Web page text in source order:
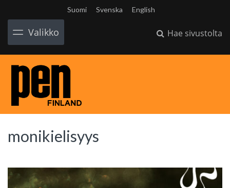
Suomi Svenska English
Valikko Hae sivustolta
monikielisyys